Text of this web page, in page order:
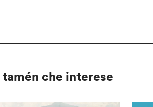
tamén che interese